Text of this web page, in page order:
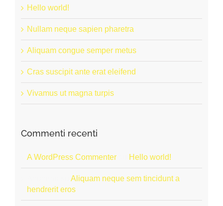
Hello world!
Nullam neque sapien pharetra
Aliquam congue semper metus
Cras suscipit ante erat eleifend
Vivamus ut magna turpis
Commenti recenti
A WordPress Commentersu Hello world!
Aliquam neque sem tincidunt a
hendrerit eros